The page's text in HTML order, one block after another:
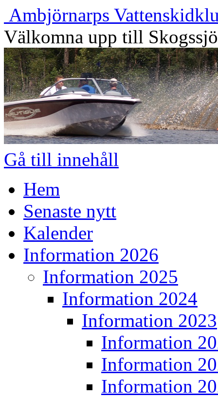
Ambjörnarps
Välkomna upp till
Gå till innehåll
Hem
Senaste nytt
Kalender
Information 2026
Information 2025
Information 2024
Information 2023
Information
Information
Information